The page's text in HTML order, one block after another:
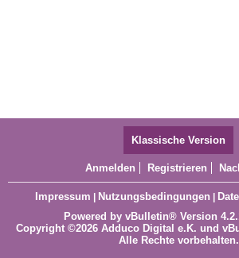
Klassische Version
Anmelden Registrieren
Impressum | Nutzungsbedingungen |
Powered by vBulletin® Version
Copyright ©2026 Adduco Digital e.K. und
Alle Rechte vorbehalten.